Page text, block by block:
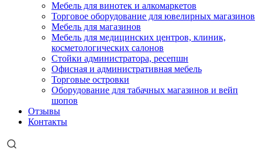
Мебель для винотек и алкомаркетов
Торговое оборудование для ювелирных магазинов
Мебель для магазинов
Мебель для медицинских центров, клиник,
косметологических салонов
Стойки администратора, ресепшн
Офисная и административная мебель
Торговые островки
Оборудование для табачных магазинов и вейп
шопов
Отзывы
Контакты